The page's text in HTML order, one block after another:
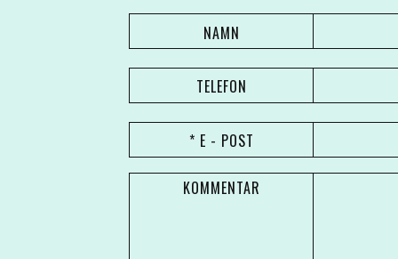
NAMN
TELEFON
* E - POST
KOMMENTAR